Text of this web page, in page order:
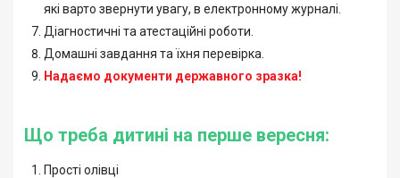
які варто звернути увагу, в електронному журналі.
Діагностичні та атестаційні роботи.
Домашні завдання та їхня перевірка.
Надаємо документи державного зразка!
Що треба дитині на перше вересня:
Прості олівці